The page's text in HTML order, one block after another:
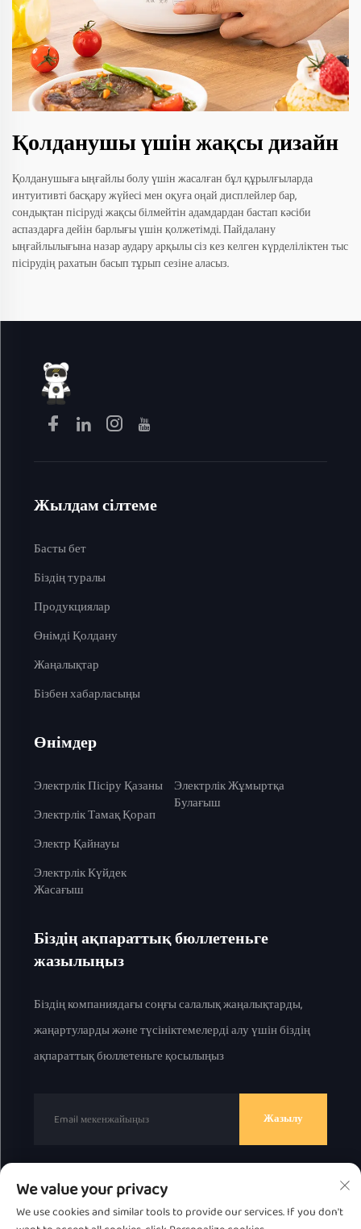
Қолданушы үшін жақсы дизайн
Қолданушыға ыңғайлы болу үшін жасалған бұл құрылғыларда
интуитивті басқару жүйесі мен оқуға оңай дисплейлер бар,
сондықтан пісіруді жақсы білмейтін адамдардан бастап кәсіби
аспаздарға дейін барлығы үшін қолжетімді. Пайдалану
ыңғайлылығына назар аудару арқылы сіз кез келген күрделіліктен тыс
пісірудің рахатын басып тұрып сезіне аласыз.
Жылдам сілтеме
Басты бет
Біздің туралы
Продукциялар
Өнімді Қолдану
Жаңалықтар
Бізбен хабарласыңы
Өнімдер
Электрлік Пісіру Қазаны
Электрлік Тамақ Қорап
Электр Қайнауы
Электрлік Күйдек
Жасағыш
Электрлік Жұмыртқа
Булағыш
Біздің ақпараттық бюллетеньге
жазылыңыз
Біздің компаниядағы соңғы салалық жаңалықтарды,
жаңартуларды және түсініктемелерді алу үшін біздің
ақпараттық бюллетеньге қосылыңыз
Жазылу
© 2025 ж. Chaоzhou Great Bear Technology Co., Ltd.
барлық құқық қорғалған.
Жекелік саясат
We value your privacy
We use cookies and similar tools to provide our services. If you don't